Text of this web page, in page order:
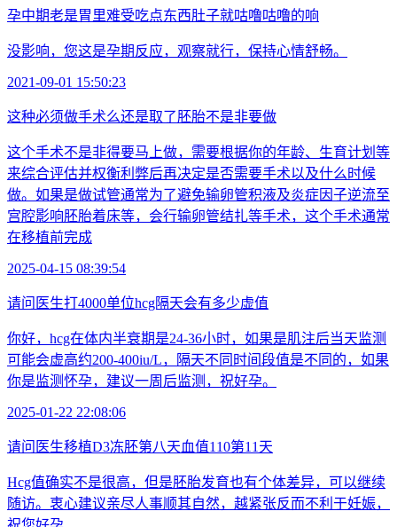
孕中期老是胃里难受吃点东西肚子就咕噜咕噜的响
没影响，您这是孕期反应，观察就行，保持心情舒畅。
2021-09-01 15:50:23
这种必须做手术么还是取了胚胎不是非要做
这个手术不是非得要马上做，需要根据你的年龄、生育计划等
来综合评估并权衡利弊后再决定是否需要手术以及什么时候
做。如果是做试管通常为了避免输卵管积液及炎症因子逆流至
宫腔影响胚胎着床等，会行输卵管结扎等手术，这个手术通常
在移植前完成
2025-04-15 08:39:54
请问医生打4000单位hcg隔天会有多少虚值
你好，hcg在体内半衰期是24-36小时，如果是肌注后当天监测
可能会虚高约200-400iu/L，隔天不同时间段值是不同的，如果
你是监测怀孕，建议一周后监测，祝好孕。
2025-01-22 22:08:06
请问医生移植D3冻胚第八天血值110第11天
Hcg值确实不是很高，但是胚胎发育也有个体差异，可以继续
随访。衷心建议亲尽人事顺其自然，越紧张反而不利于妊娠，